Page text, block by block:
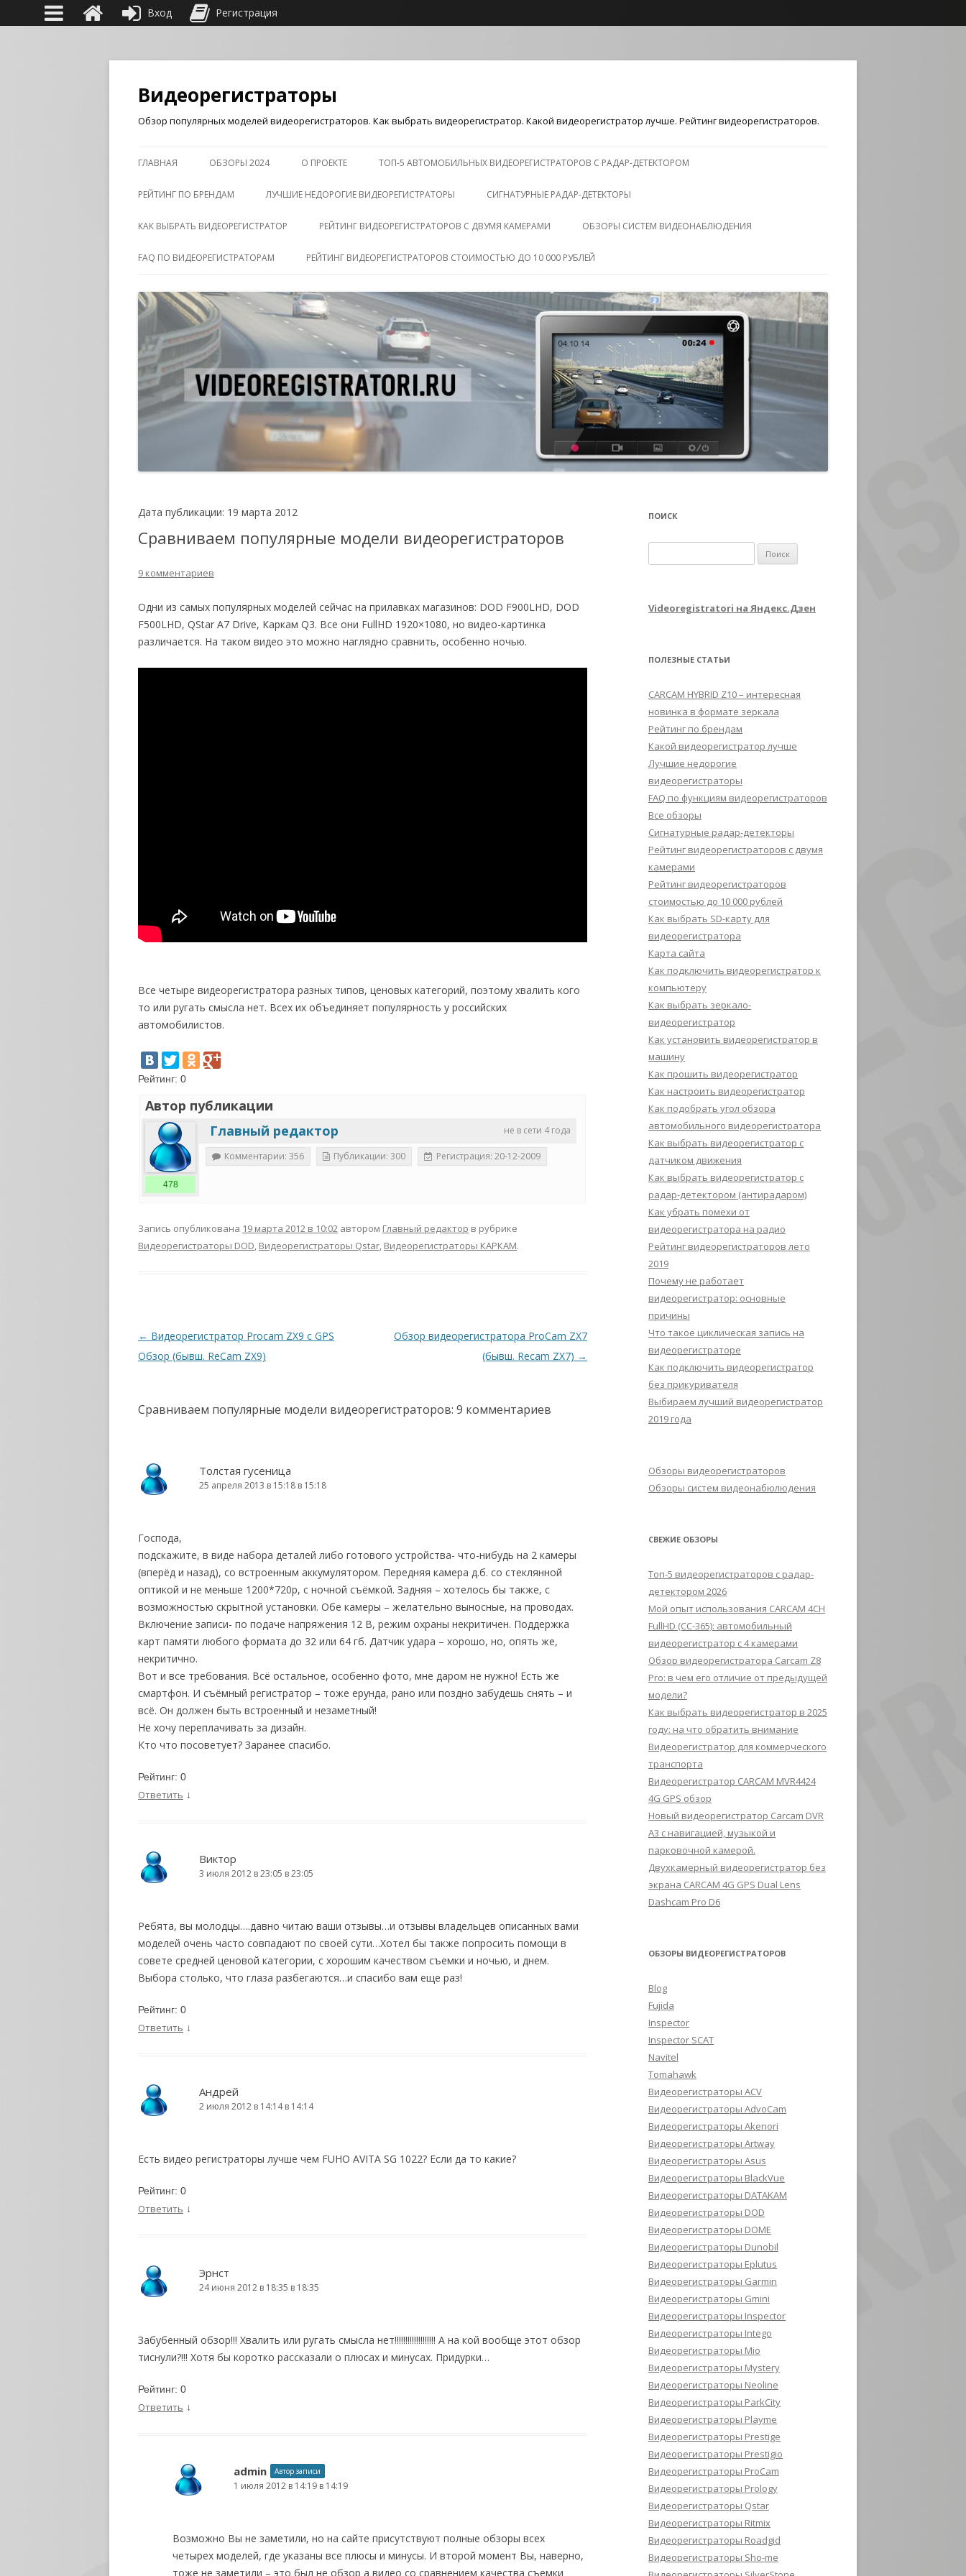
Видеорегистраторы
Обзор популярных моделей видеорегистраторов. Как выбрать видеорегистратор. Какой видеорегистратор лучше. Рейтинг видеорегистраторов.
ГЛАВНАЯ ОБЗОРЫ 2024 О ПРОЕКТЕ ТОП-5 АВТОМОБИЛЬНЫХ ВИДЕОРЕГИСТРАТОРОВ С РАДАР-ДЕТЕКТОРОМ
РЕЙТИНГ ПО БРЕНДАМ ЛУЧШИЕ НЕДОРОГИЕ ВИДЕОРЕГИСТРАТОРЫ СИГНАТУРНЫЕ РАДАР-ДЕТЕКТОРЫ
КАК ВЫБРАТЬ ВИДЕОРЕГИСТРАТОР РЕЙТИНГ ВИДЕОРЕГИСТРАТОРОВ С ДВУМЯ КАМЕРАМИ ОБЗОРЫ СИСТЕМ ВИДЕОНАБЛЮДЕНИЯ
FAQ ПО ВИДЕОРЕГИСТРАТОРАМ РЕЙТИНГ ВИДЕОРЕГИСТРАТОРОВ СТОИМОСТЬЮ ДО 10 000 РУБЛЕЙ
Дата публикации: 19 марта 2012
Сравниваем популярные модели видеорегистраторов
9 комментариев
Одни из самых популярных моделей сейчас на прилавках магазинов: DOD F900LHD, DOD
F500LHD, QStar A7 Drive, Каркам Q3. Все они FullHD 1920×1080, но видео-картинка
различается. На таком видео это можно наглядно сравнить, особенно ночью.
Все четыре видеорегистратора разных типов, ценовых категорий, поэтому хвалить кого
то или ругать смысла нет. Всех их объединяет популярность у российских
автомобилистов.
Рейтинг: 0
Автор публикации
не в сети 4 года
Главный редактор
478
Комментарии: 356 Публикации: 300 Регистрация: 20-12-2009
Запись опубликована 19 марта 2012 в 10:02 автором Главный редактор в рубрике
Видеорегистраторы DOD, Видеорегистраторы Qstar, Видеорегистраторы КАРКАМ.
Навигация по записям
← Видеорегистратор Procam ZX9 с GPS
Обзор (бывш. ReCam ZX9)
Обзор видеорегистратора ProCam ZX7
(бывш. Recam ZX7) →
Сравниваем популярные модели видеорегистраторов: 9 комментариев
Толстая гусеница
25 апреля 2013 в 15:18 в 15:18
Господа,
подскажите, в виде набора деталей либо готового устройства- что-нибудь на 2 камеры
(вперёд и назад), со встроенным аккумулятором. Передняя камера д.б. со стеклянной
оптикой и не меньше 1200*720р, с ночной съёмкой. Задняя – хотелось бы также, с
возможностью скрытной установки. Обе камеры – желательно выносные, на проводах.
Включение записи- по подаче напряжения 12 В, режим охраны некритичен. Поддержка
карт памяти любого формата до 32 или 64 гб. Датчик удара – хорошо, но, опять же,
некритично.
Вот и все требования. Всё остальное, особенно фото, мне даром не нужно! Есть же
смартфон. И съёмный регистратор – тоже ерунда, рано или поздно забудешь снять – и
всё. Он должен быть встроенный и незаметный!
Не хочу переплачивать за дизайн.
Кто что посоветует? Заранее спасибо.
Рейтинг: 0
Ответить ↓
Виктор
3 июля 2012 в 23:05 в 23:05
Ребята, вы молодцы….давно читаю ваши отзывы…и отзывы владельцев описанных вами
моделей очень часто совпадают по своей сути…Хотел бы также попросить помощи в
совете средней ценовой категории, с хорошим качеством съемки и ночью, и днем.
Выбора столько, что глаза разбегаются…и спасибо вам еще раз!
Рейтинг: 0
Ответить ↓
Андрей
2 июля 2012 в 14:14 в 14:14
Есть видео регистраторы лучше чем FUHO AVITA SG 1022? Если да то какие?
Рейтинг: 0
Ответить ↓
Эрнст
24 июня 2012 в 18:35 в 18:35
Забубенный обзор!!! Хвалить или ругать смысла нет!!!!!!!!!!!!!!!!!!! А на кой вообще этот обзор
тиснули?!!! Хотя бы коротко рассказали о плюсах и минусах. Придурки…
Рейтинг: 0
Ответить ↓
admin Автор записи
1 июля 2012 в 14:19 в 14:19
Возможно Вы не заметили, но на сайте присутствуют полные обзоры всех
четырех моделей, где указаны все плюсы и минусы. И второй момент Вы, наверно,
тоже не заметили – это был не обзор а видео со сравнением качества съемки
ПОИСК
Videoregistratori на Яндекс.Дзен
ПОЛЕЗНЫЕ СТАТЬИ
CARCAM HYBRID Z10 – интересная
новинка в формате зеркала
Рейтинг по брендам
Какой видеорегистратор лучше
Лучшие недорогие
видеорегистраторы
FAQ по функциям видеорегистраторов
Все обзоры
Сигнатурные радар-детекторы
Рейтинг видеорегистраторов с двумя
камерами
Рейтинг видеорегистраторов
стоимостью до 10 000 рублей
Как выбрать SD-карту для
видеорегистратора
Карта сайта
Как подключить видеорегистратор к
компьютеру
Как выбрать зеркало-
видеорегистратор
Как установить видеорегистратор в
машину
Как прошить видеорегистратор
Как настроить видеорегистратор
Как подобрать угол обзора
автомобильного видеорегистратора
Как выбрать видеорегистратор с
датчиком движения
Как выбрать видеорегистратор с
радар-детектором (антирадаром)
Как убрать помехи от
видеорегистратора на радио
Рейтинг видеорегистраторов лето
2019
Почему не работает
видеорегистратор: основные
причины
Что такое циклическая запись на
видеорегистраторе
Как подключить видеорегистратор
без прикуривателя
Выбираем лучший видеорегистратор
2019 года
Обзоры видеорегистраторов
Обзоры систем видеонабюлюдения
СВЕЖИЕ ОБЗОРЫ
Топ-5 видеорегистраторов с радар-
детектором 2026
Мой опыт использования CARCAM 4CH
FullHD (CC-365): автомобильный
видеорегистратор с 4 камерами
Обзор видеорегистратора Carcam Z8
Pro: в чем его отличие от предыдущей
модели?
Как выбрать видеорегистратор в 2025
году: на что обратить внимание
Видеорегистратор для коммерческого
транспорта
Видеорегистратор CARCAM MVR4424
4G GPS обзор
Новый видеорегистратор Carcam DVR
A3 с навигацией, музыкой и
парковочной камерой.
Двухкамерный видеорегистратор без
экрана CARCAM 4G GPS Dual Lens
Dashcam Pro D6
ОБЗОРЫ ВИДЕОРЕГИСТРАТОРОВ
Blog
Fujida
Inspector
Inspector SCAT
Navitel
Tomahawk
Видеорегистраторы ACV
Видеорегистраторы AdvoCam
Видеорегистраторы Akenori
Видеорегистраторы Artway
Видеорегистраторы Asus
Видеорегистраторы BlackVue
Видеорегистраторы DATAKAM
Видеорегистраторы DOD
Видеорегистраторы DOME
Видеорегистраторы Dunobil
Видеорегистраторы Eplutus
Видеорегистраторы Garmin
Видеорегистраторы Gmini
Видеорегистраторы Inspector
Видеорегистраторы Intego
Видеорегистраторы Mio
Видеорегистраторы Mystery
Видеорегистраторы Neoline
Видеорегистраторы ParkCity
Видеорегистраторы Playme
Видеорегистраторы Prestige
Видеорегистраторы Prestigio
Видеорегистраторы ProCam
Видеорегистраторы Prology
Видеорегистраторы Qstar
Видеорегистраторы Ritmix
Видеорегистраторы Roadgid
Видеорегистраторы Sho-me
Вход Регистрация